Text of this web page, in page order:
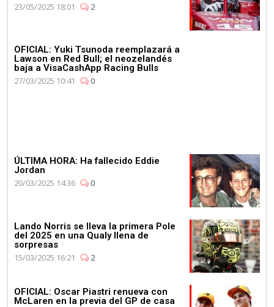
23/05/2025 18:01
2
OFICIAL: Yuki Tsunoda reemplazará a
Lawson en Red Bull; el neozelandés
baja a VisaCashApp Racing Bulls
27/03/2025 10:41
0
ÚLTIMA HORA: Ha fallecido Eddie
Jordan
20/03/2025 14:36
0
Lando Norris se lleva la primera Pole
del 2025 en una Qualy llena de
sorpresas
15/03/2025 16:21
2
OFICIAL: Oscar Piastri renueva con
McLaren en la previa del GP de casa